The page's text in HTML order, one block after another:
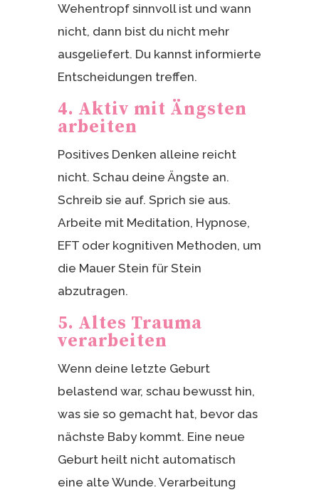
Wehentropf sinnvoll ist und wann
nicht, dann bist du nicht mehr
ausgeliefert. Du kannst informierte
Entscheidungen treffen.
4. Aktiv mit Ängsten
arbeiten
Positives Denken alleine reicht
nicht. Schau deine Ängste an.
Schreib sie auf. Sprich sie aus.
Arbeite mit Meditation, Hypnose,
EFT oder kognitiven Methoden, um
die Mauer Stein für Stein
abzutragen.
5. Altes Trauma
verarbeiten
Wenn deine letzte Geburt
belastend war, schau bewusst hin,
was sie so gemacht hat, bevor das
nächste Baby kommt. Eine neue
Geburt heilt nicht automatisch
eine alte Wunde. Verarbeitung